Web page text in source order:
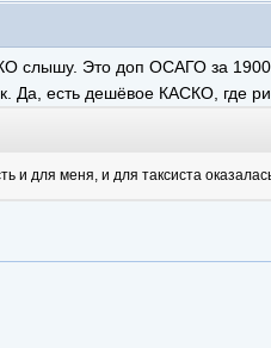
слышу. Это доп ОСАГО за
Да, есть дешёвое КАСКО, где
и для меня, и для таксиста